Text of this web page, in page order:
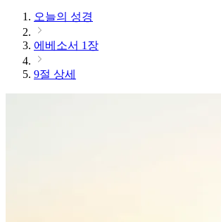
오늘의 성경
에베소서 1장
9절 상세